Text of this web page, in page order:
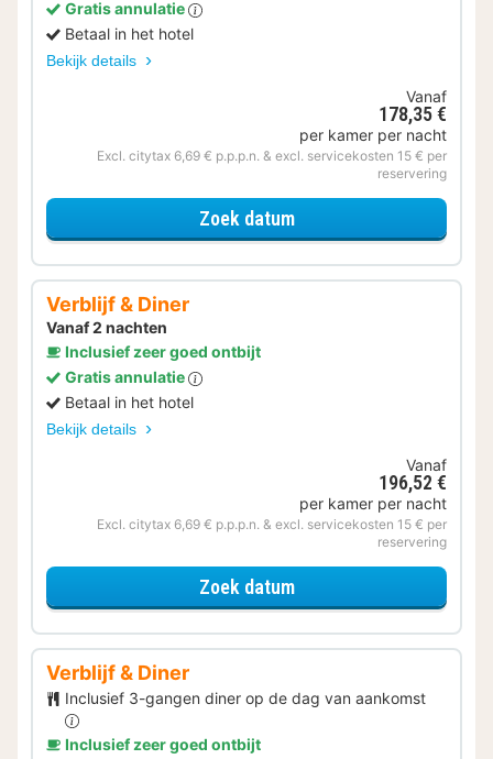
Gratis annulatie
Betaal in het hotel
Bekijk details
Vanaf
178,35 €
per kamer per nacht
Excl. citytax 6,69 € p.p.p.n. & excl. servicekosten 15 € per
reservering
Zoek datumvoor Ontdek de Veluwe
Verblijf & Diner
Vanaf 2 nachten
Inclusief zeer goed ontbijt
Gratis annulatie
Betaal in het hotel
Bekijk details
Vanaf
196,52 €
per kamer per nacht
Excl. citytax 6,69 € p.p.p.n. & excl. servicekosten 15 € per
reservering
Zoek datumvoor Verblijf & Diner
Verblijf & Diner
Inclusief 3-gangen diner op de dag van aankomst
Inclusief zeer goed ontbijt